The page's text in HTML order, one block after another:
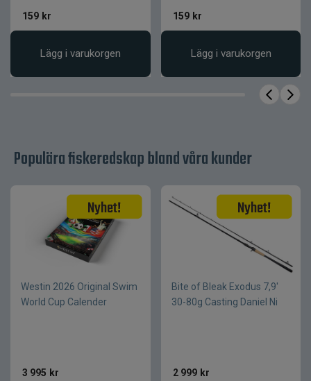
plastkropp
Stabil wobblande gång
159 kr
Lägg i varukorgen
159 kr
Lägg i varukorgen
Populära fiskeredskap bland våra kunder
Westin 2026 Original Swim
World Cup Calender
3 995 kr
Bite of Bleak Exodus 7,9'
30-80g Casting Daniel Ni
2 999 kr